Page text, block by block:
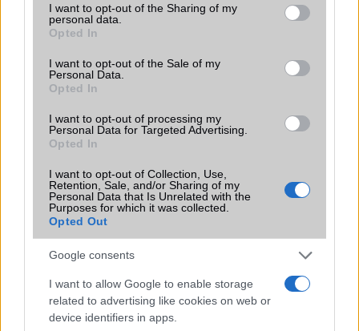
not limited to your visit or usage behaviour. You may click to
grant or deny consent to Google and its third-party tags to
use your data for below specified purposes in below Google
consent section.
I want to opt-out of the Sharing of my
personal data.
Opted In
I want to opt-out of the Sale of my
Personal Data.
Opted In
I want to opt-out of processing my
Personal Data for Targeted Advertising.
Opted In
I want to opt-out of Collection, Use,
Retention, Sale, and/or Sharing of my
Personal Data that Is Unrelated with the
Purposes for which it was collected.
Opted Out
Google consents
I want to allow Google to enable storage
related to advertising like cookies on web or
device identifiers in apps.
Funkciók Nincs
Brand
Védelem 5 ATM-ig vízálló
Limited Edition
arany óraházzal!
SAR
Új és Használt GSM kiemelt ajánlatok